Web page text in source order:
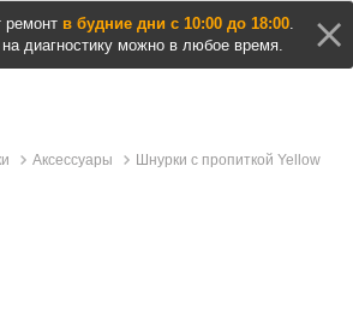
ремонт в будние дни с 10:00 до 18:00.
диагностику можно в любое время.
Аксессуары Шнурки с пропиткой Yellow